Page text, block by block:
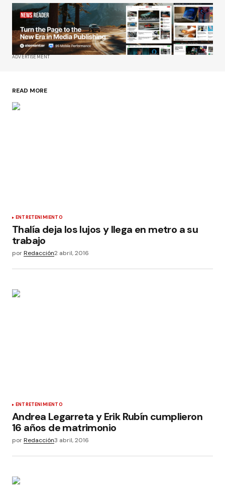
ADVERTISEMENT
READ MORE
ENTRETENIMIENTO
Thalía deja los lujos y llega en metro a su
trabajo
porRedacción2 abril, 2016
ENTRETENIMIENTO
Andrea Legarreta y Erik Rubín cumplieron
16 años de matrimonio
porRedacción3 abril, 2016